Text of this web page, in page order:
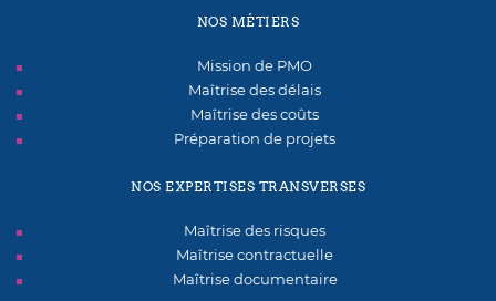
NOS MÉTIERS
Mission de PMO
Maîtrise des délais
Maîtrise des coûts
Préparation de projets
NOS EXPERTISES TRANSVERSES
Maîtrise des risques
Maîtrise contractuelle
Maîtrise documentaire